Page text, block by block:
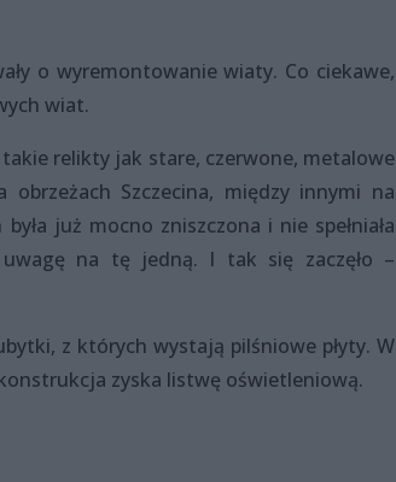
o wyremontowanie wiaty. Co ciekawe,
wiat.
relikty jak stare, czerwone, metalowe
Szczecina, między innymi na
już mocno zniszczona i nie spełniała
uwagę na tę jedną. I tak się zaczęło –
z których wystają pilśniowe płyty. W
zyska listwę oświetleniową.